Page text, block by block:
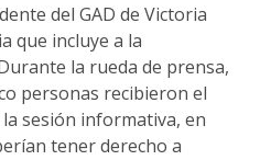
del GAD de Victoria
que incluye a la
la rueda de prensa,
personas recibieron el
sesión informativa, en
tener derecho a